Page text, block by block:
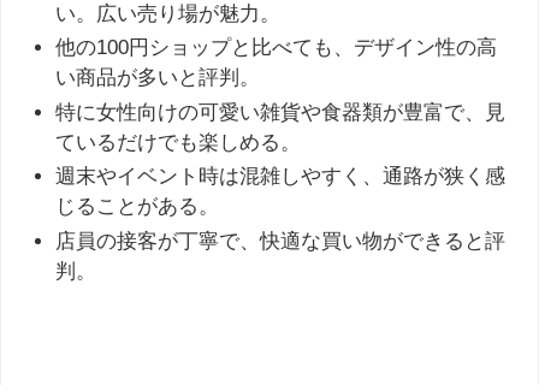
い。広い売り場が魅力。
他の100円ショップと比べても、デザイン性の高
い商品が多いと評判。
特に女性向けの可愛い雑貨や食器類が豊富で、見
ているだけでも楽しめる。
週末やイベント時は混雑しやすく、通路が狭く感
じることがある。
店員の接客が丁寧で、快適な買い物ができると評
判。